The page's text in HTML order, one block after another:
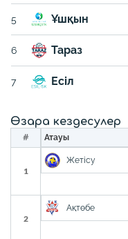
5 Ұшқын
6 Тараз
7 Есіл
Өзара кездесулер
# Атауы
1
Жетісу
2
Ақтөбе